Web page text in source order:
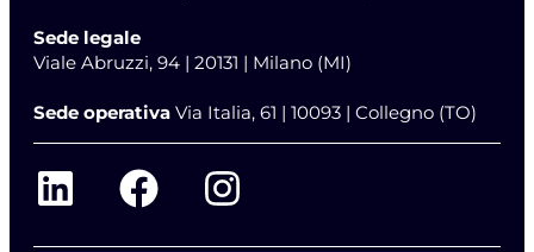
Sede legale
Viale Abruzzi, 94 | 20131 | Milano (MI)
Sede operativa Via Italia, 61 | 10093 | Collegno (TO)